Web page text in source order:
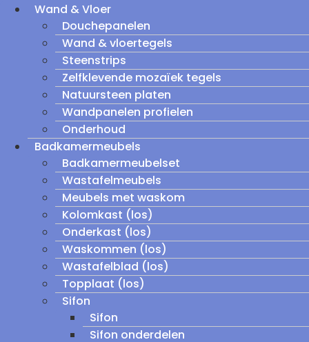
Wand & Vloer
Douchepanelen
Wand & vloertegels
Steenstrips
Zelfklevende mozaïek tegels
Natuursteen platen
Wandpanelen profielen
Onderhoud
Badkamermeubels
Badkamermeubelset
Wastafelmeubels
Meubels met waskom
Kolomkast (los)
Onderkast (los)
Waskommen (los)
Wastafelblad (los)
Topplaat (los)
Sifon
Sifon
Sifon onderdelen